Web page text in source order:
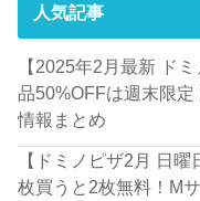
人気記事
【2025年2月最新 ド
品50%OFFは週末限
情報まとめ
【ドミノピザ2月 日
枚買うと2枚無料！M